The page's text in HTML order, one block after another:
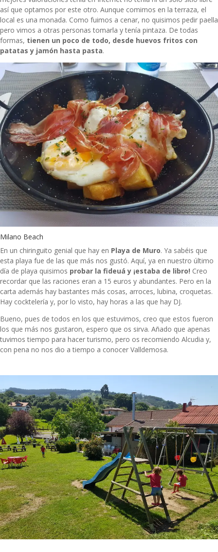
así que optamos por este otro. Aunque comimos en la terraza, el
local es una monada. Como fuimos a cenar, no quisimos pedir paella
pero vimos a otras personas tomarla y tenía pintaza. De todas
formas, tienen un poco de todo, desde huevos fritos con
patatas y jamón hasta pasta.
Milano Beach
En un chiringuito genial que hay en Playa de Muro. Ya sabéis que
esta playa fue de las que más nos gustó. Aquí, ya en nuestro último
día de playa quisimos probar la fideuá y ¡estaba de libro! Creo
recordar que las raciones eran a 15 euros y abundantes. Pero en la
carta además hay bastantes más cosas, arroces, lubina, croquetas.
Hay cocktelería y, por lo visto, hay horas a las que hay DJ.
Bueno, pues de todos en los que estuvimos, creo que estos fueron
los que más nos gustaron, espero que os sirva. Añado que apenas
tuvimos tiempo para hacer turismo, pero os recomiendo Alcudia y,
con pena no nos dio a tiempo a conocer Valldemosa.